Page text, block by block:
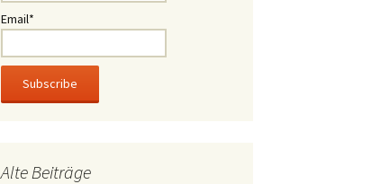
Email*
Alte Beiträge